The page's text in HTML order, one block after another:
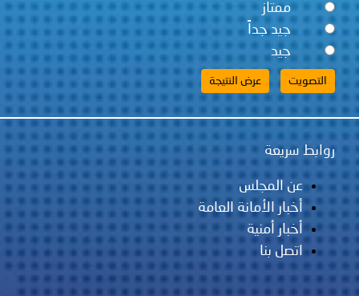
ممتاز
جيد جداً
جيد
روابط سريعة
عن المجلس
أخبار الأمانة العامة
أخبار أمنية
اتصل بنا